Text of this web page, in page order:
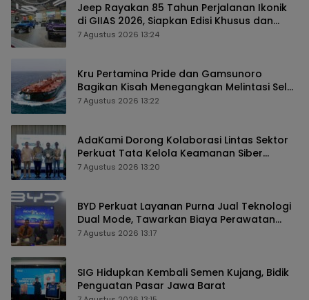
Jeep Rayakan 85 Tahun Perjalanan Ikonik
di GIIAS 2026, Siapkan Edisi Khusus dan
Perkuat Pengalaman Pelanggan
7 Agustus 2026 13:24
Kru Pertamina Pride dan Gamsunoro
Bagikan Kisah Menegangkan Melintasi Selat
Hormuz di Tengah Konflik
7 Agustus 2026 13:22
AdaKami Dorong Kolaborasi Lintas Sektor
Perkuat Tata Kelola Keamanan Siber
Berbasis AI
7 Agustus 2026 13:20
BYD Perkuat Layanan Purna Jual Teknologi
Dual Mode, Tawarkan Biaya Perawatan
Lebih Efisien
7 Agustus 2026 13:17
SIG Hidupkan Kembali Semen Kujang, Bidik
Penguatan Pasar Jawa Barat